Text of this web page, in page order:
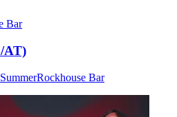
Bar
AT)
Rockhouse Bar